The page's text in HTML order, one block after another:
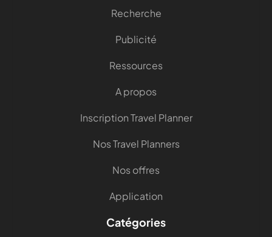
Recherche
Publicité
Ressources
A propos
Inscription Travel Planner
Nos Travel Planners
Nos offres
Application
Catégories